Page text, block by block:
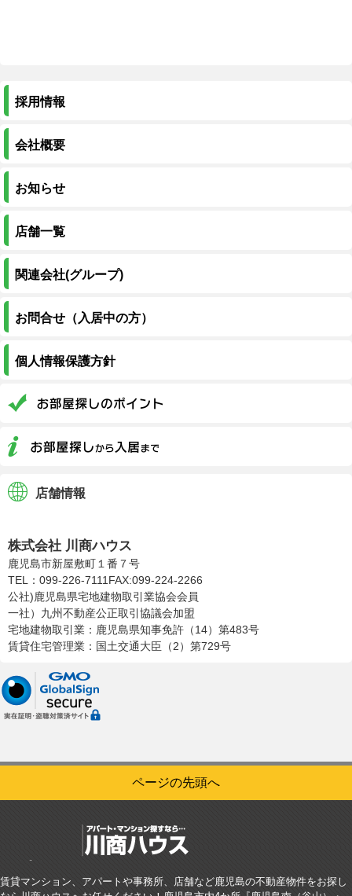
採用情報
会社概要
お知らせ
店舗一覧
関連会社(グループ)
お問合せ（入居中の方）
個人情報保護方針
店舗情報
株式会社 川商ハウス
鹿児島市新屋敷町１番７号
TEL：099-226-7111 FAX:099-224-2266
公社)鹿児島県宅地建物取引業協会会員
一社）九州不動産公正取引協議会加盟
宅地建物取引業：鹿児島県知事免許（14）第483号
賃貸住宅管理業：国土交通大臣（2）第729号
ページの先頭へ
賃貸マンション、アパートや事務所、店舗など鹿児島の不動産物件をお探し